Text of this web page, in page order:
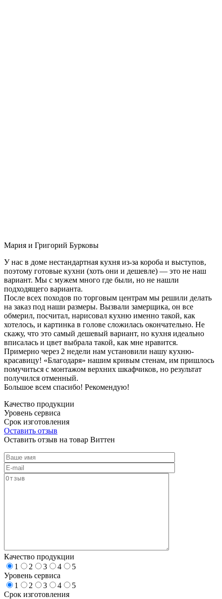
Мария и Григорий Бурковы
У нас в доме нестандартная кухня из-за короба и выступов,
поэтому готовые кухни (хоть они и дешевле) — это не наш
вариант. Мы с мужем много где были, но не нашли
подходящего варианта.
После всех походов по торговым центрам мы решили делать
на заказ под наши размеры. Вызвали замерщика, он все
обмерил, посчитал, нарисовал кухню именно такой, как
хотелось, и картинка в голове сложилась окончательно. Не
скажу, что это самый дешевый вариант, но кухня идеально
вписалась и цвет выбрала такой, как мне нравится.
Примерно через 2 недели нам установили нашу кухню-
красавицу! «Благодаря» нашим кривым стенам, им пришлось
помучиться с монтажом верхних шкафчиков, но результат
получился отменный.
Большое всем спасибо! Рекомендую!
Качество продукции
Уровень сервиса
Срок изготовления
Оставить отзыв
Оставить отзыв на товар Виттен
Качество продукции
1
2 3 4
5
Уровень сервиса
1
2 3 4
5
Срок изготовления